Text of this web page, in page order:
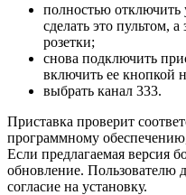
полностью отключить
сделать это пультом,
розетки;
снова подключить
включить ее кнопкой
выбрать канал 333.
Приставка проверит
программному
Если предлагаемая версия
обновление. Пользователю
согласие на установку.